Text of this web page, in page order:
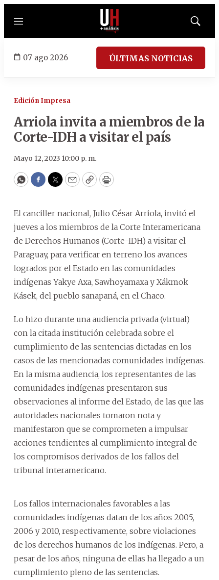
Menú
Mostrar
07 ago 2026 ÚLTIMAS NOTICIAS
Edición Impresa
Arriola invita a miembros de la
Corte-IDH a visitar el país
Mayo 12, 2023 10:00 p. m.
WhatsApp
Facebook
Twitter
EmailCopyPrint
El canciller nacional, Julio César Arriola, invitó el
jueves a los miembros de la Corte Interamericana
de Derechos Humanos (Corte-IDH) a visitar el
Paraguay, para verificar en terreno los avances
logrados por el Estado en las comunidades
indígenas Yakye Axa, Sawhoyamaxa y Xákmok
Kásek, del pueblo sanapaná, en el Chaco.
Lo hizo durante una audiencia privada (virtual)
con la citada institución celebrada sobre el
cumplimiento de las sentencias dictadas en los
casos de las mencionadas comunidades indígenas.
En la misma audiencia, los representantes de las
comunidades indígenas presentaron sus
observaciones al informe del Estado, de las que las
autoridades nacionales tomaron nota y
manifestaron que se comprometen a impulsar
acciones tendientes al cumplimiento integral de
los compromisos derivados de los fallos del
tribunal interamericano.
Los fallos internacionales favorables a las
comunidades indígenas datan de los años 2005,
2006 y 2010, respectivamente, sobre violaciones
de los derechos humanos de los Indígenas. Pero, a
pesar de los años, ninguna de ellas ha llegado a un
cumplimiento pleno de las sentencias.